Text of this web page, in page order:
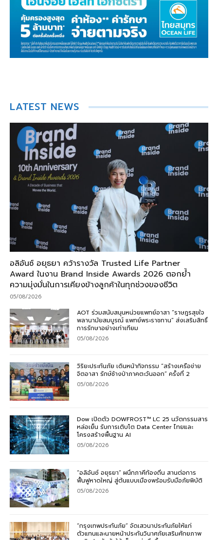
LATEST NEWS
อลิอันซ์ อยุธยา คว้ารางวัล Trusted Life Partner
Award ในงาน Brand Inside Awards 2026 ตอกย้ำ
ความมุ่งมั่นในการเคียงข้างลูกค้าในทุกช่วงของชีวิต
05/08/2026
AOT ร่วมสนับสนุนหน่วยแพทย์อาสา “ราษฎรสุขใจ
พลานามัยสมบูรณ์ แพทย์พระราชทาน” ส่งเสริมสิทธิ์
การรักษาอย่างเท่าเทียม
05/08/2026
วิริยะประกันภัย เดินหน้ากิจกรรม “สร้างเครือข่าย
จิตอาสา รักษ์ช้างป่าภาคตะวันออก” ครั้งที่ 2
05/08/2026
Dow เปิดตัว DOWFROST™ LC 25 นวัตกรรมสาร
หล่อเย็น รับการเติบโต Data Center ไทยและ
โครงสร้างพื้นฐาน AI
05/08/2026
“อลิอันซ์ อยุธยา” ผนึกภาคีท้องถิ่น สานต่อการ
ฟื้นฟูหาดใหญ่ สู่ต้นแบบเมืองพร้อมรับมือภัยพิบัติ
05/08/2026
“กรุงเทพประกันภัย” จัดเสวนาประกันภัยให้แก่
ตัวแทนและนายหน้าประกันวินาศภัยเสริมศักยภาพ